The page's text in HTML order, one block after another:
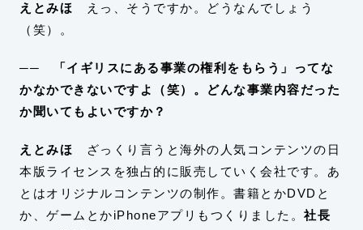
えとみほ
えっ、そうですか。どうなんでしょう
（笑）。
── 「イギリスにある事業の権利をもらう」ってな
かなかできないですよ（笑）。どんな事業内容だった
か聞いてもよいですか？
えとみほ
ざっくり言うと海外の人気コンテンツの日
本版ライセンスを独占的に販売していく会社です。あ
とはオリジナルコンテンツの制作。書籍とかDVDと
か、ゲームとかiPhoneアプリもつくりました。 社長